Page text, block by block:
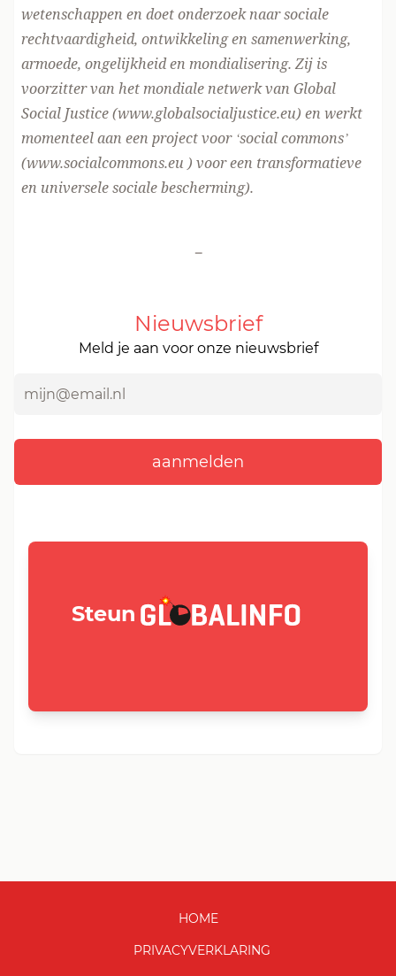
wetenschappen en doet onderzoek naar sociale
rechtvaardigheid, ontwikkeling en samenwerking,
armoede, ongelijkheid en mondialisering. Zij is
voorzitter van het mondiale netwerk van Global
Social Justice (www.globalsocialjustice.eu) en werkt
momenteel aan een project voor ‘social commons’
(www.socialcommons.eu ) voor een transformatieve
en universele sociale bescherming).
-
Nieuwsbrief
Meld je aan voor onze nieuwsbrief
Steun GLOBALINFO.nl
HOME
PRIVACYVERKLARING